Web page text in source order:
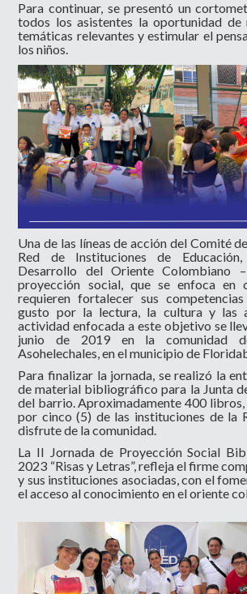
Para continuar, se presentó un
todos los asistentes la oportunidad de
temáticas relevantes y estimular el
los niños.
Una de las líneas de acción del Comité
Red de Instituciones de
Desarrollo del Oriente Colombiano
proyección social, que se enfoca en
requieren fortalecer sus
gusto por la lectura, la cultura y las
actividad enfocada a este objetivo se
junio de 2019 en la comunidad
Asohelechales, en el municipio de
Para finalizar la jornada, se realizó la
de material bibliográfico para la Junta
del barrio. Aproximadamente 400
por cinco (5) de las instituciones de la
disfrute de la comunidad.
La II Jornada de Proyección Social
2023 “Risas y Letras”, refleja el firme
y sus instituciones asociadas, con el
el acceso al conocimiento en el oriente